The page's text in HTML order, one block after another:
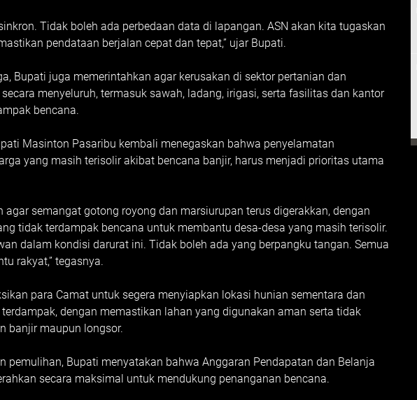
Tidak boleh ada perbedaan data di lapangan. ASN akan kita tugaskan
pendataan berjalan cepat dan tepat,” ujar Bupati.
Bupati juga memerintahkan agar kerusakan di sektor pertanian dan
menyeluruh, termasuk sawah, ladang, irigasi, serta fasilitas dan kantor
bencana.
Masinton Pasaribu kembali menegaskan bahwa penyelamatan
yang masih terisolir akibat bencana banjir, harus menjadi prioritas utama
agar semangat gotong royong dan marsiurupan terus digerakkan, dengan
tidak terdampak bencana untuk membantu desa-desa yang masih terisolir.
dalam kondisi darurat ini. Tidak boleh ada yang berpangku tangan. Semua
rakyat,” tegasnya.
para Camat untuk segera menyiapkan lokasi hunian sementara dan
dengan memastikan lahan yang digunakan aman serta tidak
banjir maupun longsor.
pemulihan, Bupati menyatakan bahwa Anggaran Pendapatan dan Belanja
secara maksimal untuk mendukung penanganan bencana.